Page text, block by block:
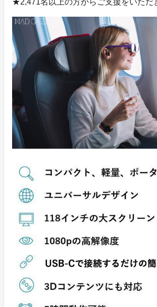
★2,471名以上の方からご支援をいただ